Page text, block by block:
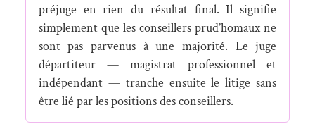
préjuge en rien du résultat final. Il signifie
simplement que les conseillers prud’homaux ne
sont pas parvenus à une majorité. Le juge
départiteur — magistrat professionnel et
indépendant — tranche ensuite le litige sans
être lié par les positions des conseillers.